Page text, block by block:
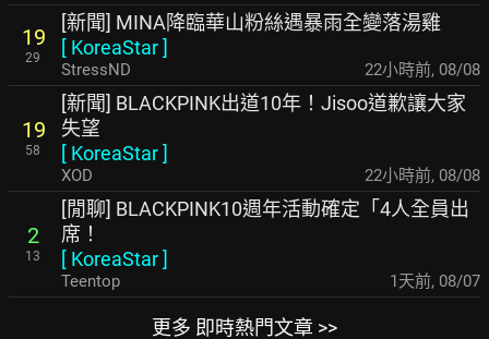
19
29
[新聞] MINA降臨華山粉絲遇暴雨全變落湯雞
[ KoreaStar]
StressND 22小時前, 08/08
19
58
[新聞] BLACKPINK出道10年！Jisoo道歉讓大家
失望
[ KoreaStar]
XOD 22小時前, 08/08
2
13
[閒聊] BLACKPINK10週年活動確定「4人全員出
席！
[ KoreaStar]
Teentop 1天前, 08/07
更多 即時熱門文章 >>